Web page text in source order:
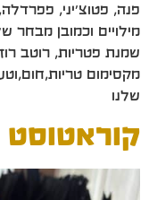
פנה, פטוצ׳יני, פפרדלה,
מילויים וכמובן מבחר
שמנת פטריות, רוטב
מקסימום
שלנו